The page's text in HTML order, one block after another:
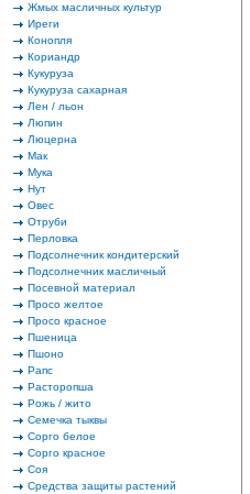
Жмых масличных культур
Иреги
Конопля
Кориандр
Кукуруза
Кукуруза сахарная
Лен / льон
Люпин
Люцерна
Мак
Мука
Нут
Овес
Отруби
Перловка
Подсолнечник кондитерский
Подсолнечник масличный
Посевной материал
Просо желтое
Просо красное
Пшеница
Пшоно
Рапс
Расторопша
Рожь / жито
Семечка тыквы
Сорго белое
Сорго красное
Соя
Средства защиты растений